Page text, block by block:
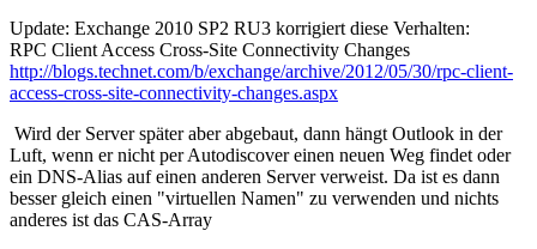
Update: Exchange 2010 SP2 RU3 korrigiert diese Verhalten:
RPC Client Access Cross-Site Connectivity Changes
http://blogs.technet.com/b/exchange/archive/2012/05/30/rpc-client-
access-cross-site-connectivity-changes.aspx
Wird der Server später aber abgebaut, dann hängt Outlook in der
Luft, wenn er nicht per Autodiscover einen neuen Weg findet oder
ein DNS-Alias auf einen anderen Server verweist. Da ist es dann
besser gleich einen "virtuellen Namen" zu verwenden und nichts
anderes ist das CAS-Array